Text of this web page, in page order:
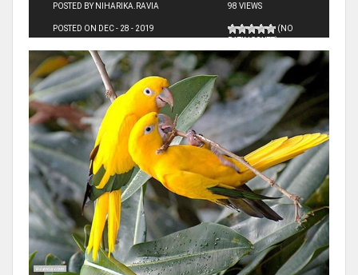
POSTED BY NIHARIKA.RAVIA
POSTED ON DEC - 28 - 2019
98 VIEWS
(NO
RATINGS YET)